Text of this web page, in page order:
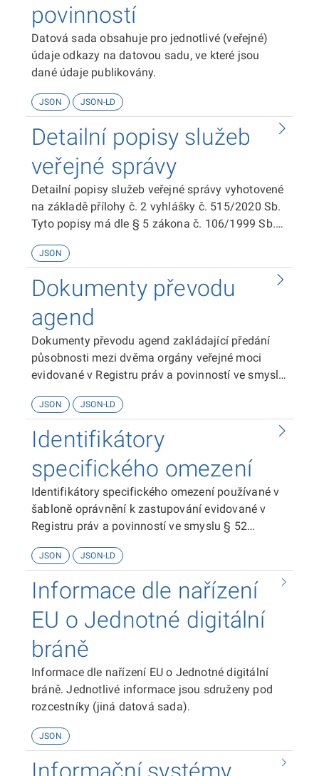
povinností
Datová sada obsahuje pro jednotlivé (veřejné)
údaje odkazy na datovou sadu, ve které jsou
dané údaje publikovány.
JSON JSON-LD
Detailní popisy služeb
veřejné správy
Detailní popisy služeb veřejné správy vyhotovené
na základě přílohy č. 2 vyhlášky č. 515/2020 Sb.
Tyto popisy má dle § 5 zákona č. 106/1999 Sb.
stránkách.
JSON
Dokumenty převodu
agend
Dokumenty převodu agend zakládající předání
působnosti mezi dvěma orgány veřejné moci
evidované v Registru práv a povinností ve smyslu
registrech.
JSON JSON-LD
Identifikátory
specifického omezení
Identifikátory specifického omezení používané v
šabloně oprávnění k zastupování evidované v
Registru práv a povinností ve smyslu § 52
JSON JSON-LD
Informace dle nařízení
EU o Jednotné digitální
bráně
Informace dle nařízení EU o Jednotné digitální
bráně. Jednotlivé informace jsou sdruženy pod
rozcestníky (jiná datová sada).
JSON